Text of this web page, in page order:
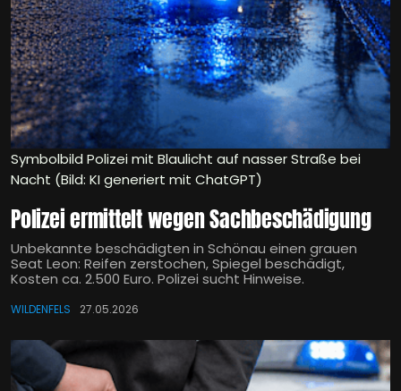
Symbolbild Polizei mit Blaulicht auf nasser Straße bei
Nacht (Bild: KI generiert mit ChatGPT)
Polizei ermittelt wegen Sachbeschädigung
Unbekannte beschädigten in Schönau einen grauen
Seat Leon: Reifen zerstochen, Spiegel beschädigt,
Kosten ca. 2.500 Euro. Polizei sucht Hinweise.
WILDENFELS 27.05.2026